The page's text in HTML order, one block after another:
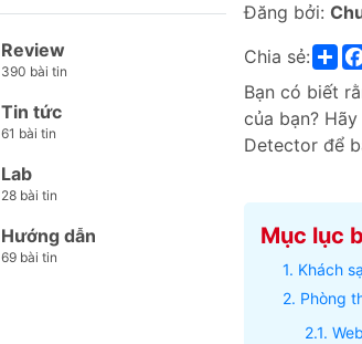
Đăng bởi:
Chia sẻ:
Bạn có biết
của bạn?
Detector để
Mục lục
Khách
Phòng
Review
390 bài tin
Tin tức
61 bài tin
Lab
28 bài tin
Hướng dẫn
69 bài tin